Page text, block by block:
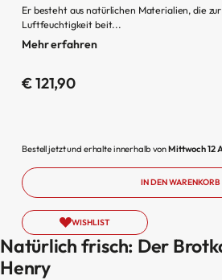
Er besteht aus natürlichen Materialien, die
Luftfeuchtigkeit beit...
Mehr erfahren
€ 121,90
Bestell jetzt und erhalte innerhalb vonMittwoch 12
IN DEN WARENKORB
WISHLIST
Natürlich frisch: Der
Henry